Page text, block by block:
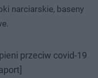
narciarskie, baseny
przeciw covid-19